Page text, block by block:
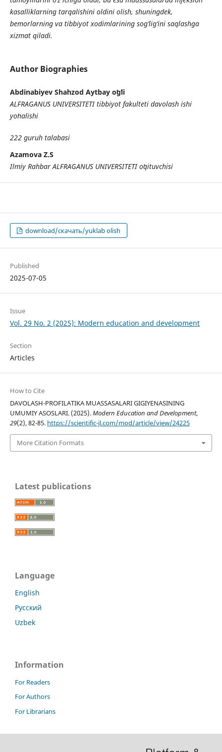
kasalliklarning tarqalishini oldini olish, shuningdek,
bemorlarning va tibbiyot xodimlarining sog‘lig‘ini saqlashga
xizmat qiladi.
Author Biographies
Abdinabiyev Shahzod Aytbay oʻgʻli
ALFRAGANUS UNIVERSITETI tibbiyot fakulteti davolash ishi
yoʻnalishi
222 guruh talabasi
Azamova Z.S
Ilmiy Rahbar ALFRAGANUS UNIVERSITETI oʻqituvchisi
download/скачать/yuklab olish
Published
2025-07-05
Issue
Vol. 29 No. 2 (2025): Modern education and development
Section
Articles
How to Cite
DAVOLASH-PROFILATIKA MUASSASALARI GIGIYENASINING
UMUMIY ASOSLARI. (2025).Modern Education and Development,
29(2), 82-85. https://scientific-jl.com/mod/article/view/24225
More Citation Formats
Latest publications
Language
English
Русский
Uzbek
Information
For Readers
For Authors
For Librarians